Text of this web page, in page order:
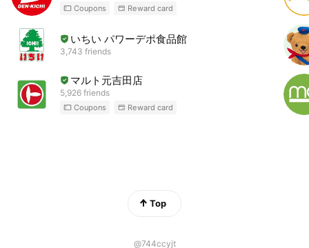
Coupons Reward card
いちい パワーデポ食品館
3,743 friends
マルト元吉田店
5,926 friends
Coupons Reward card
Top
@744ccyjt